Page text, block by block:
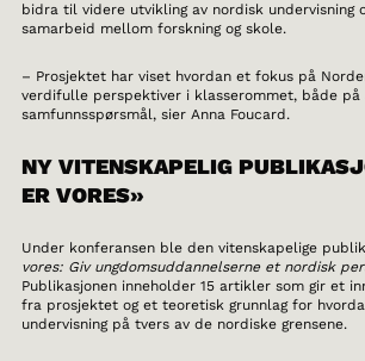
bidra til videre utvikling av nordisk undervisning
samarbeid mellom forskning og skole.
– Prosjektet har viset hvordan et fokus på
verdifulle perspektiver i klasserommet, både på
samfunnsspørsmål, sier Anna Foucard.
NY VITENSKAPELIG
ER VORES»
Under konferansen ble den vitenskapelige
vores: Giv ungdomsuddannelserne et nordisk
Publikasjonen inneholder 15 artikler som gir et
fra prosjektet og et teoretisk grunnlag for
undervisning på tvers av de nordiske grensene.